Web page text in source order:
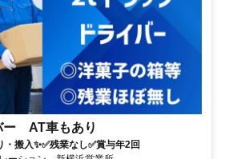
ー AT車もあり
搬入✨✅残業なし✅賞与年2回